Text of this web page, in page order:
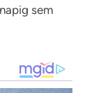
sem